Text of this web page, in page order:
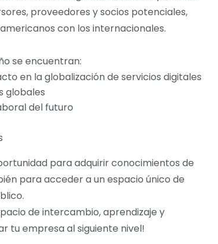
proveedores y socios potenciales,
con los internacionales.
se encuentran:
en la globalización de servicios digitales
globales
del futuro
para adquirir conocimientos de
para acceder a un espacio único de
de intercambio, aprendizaje y
tu empresa al siguiente nivel!